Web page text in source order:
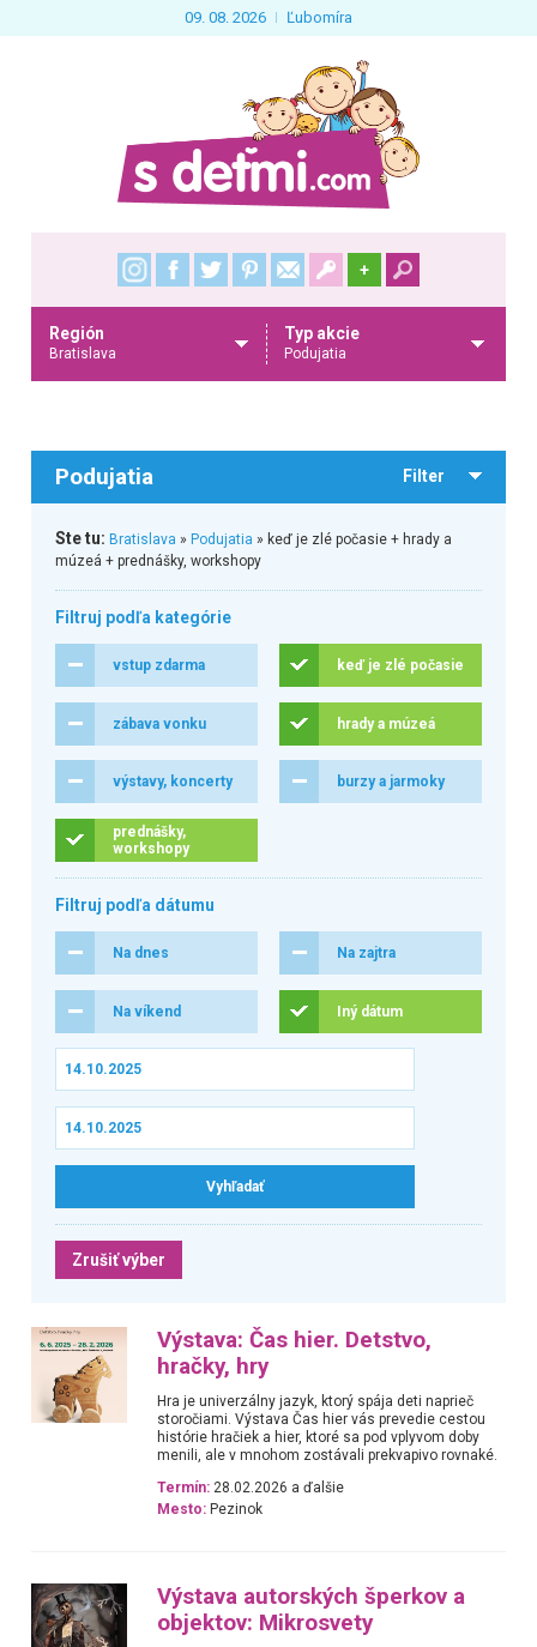
09. 08. 2026 Ľubomíra
+
Región
Bratislava
Typ akcie
Podujatia
Podujatia Filter
Ste tu: Bratislava » Podujatia » keď je zlé počasie + hrady a
múzeá + prednášky, workshopy
Filtruj podľa kategórie
vstup zdarma keď je zlé počasie
zábava vonku hrady a múzeá
výstavy, koncerty burzy a jarmoky
prednášky,
workshopy
Filtruj podľa dátumu
Na dnes Na zajtra
Na víkend Iný dátum
Zrušiť výber
Výstava: Čas hier. Detstvo,
hračky, hry
Hra je univerzálny jazyk, ktorý spája deti naprieč
storočiami. Výstava Čas hier vás prevedie cestou
histórie hračiek a hier, ktoré sa pod vplyvom doby
menili, ale v mnohom zostávali prekvapivo rovnaké.
Termín: 28.02.2026 a ďalšie
Mesto: Pezinok
Výstava autorských šperkov a
objektov: Mikrosvety